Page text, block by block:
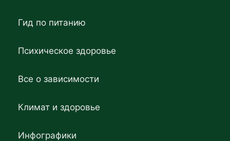
Гид по питанию
Психическое здоровье
Все о зависимости
Климат и здоровье
Инфографики